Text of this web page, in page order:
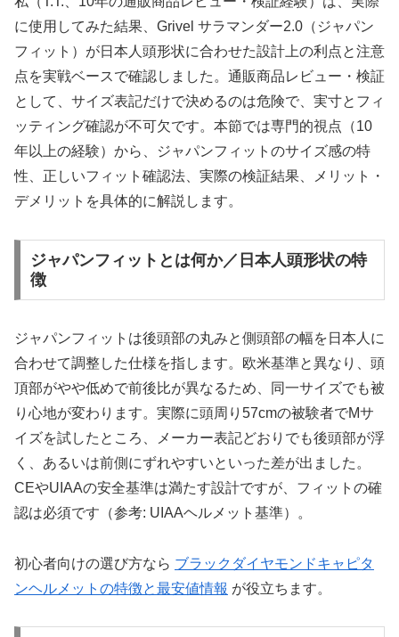
に使用してみた結果、Grivel サラマンダー2.0（ジャパン
フィット）が日本人頭形状に合わせた設計上の利点と注意
点を実戦ベースで確認しました。通販商品レビュー・検証
として、サイズ表記だけで決めるのは危険で、実寸とフィ
ッティング確認が不可欠です。本節では専門的視点（10
年以上の経験）から、ジャパンフィットのサイズ感の特
性、正しいフィット確認法、実際の検証結果、メリット・
デメリットを具体的に解説します。
ジャパンフィットとは何か／日本人頭形状の特
徴
ジャパンフィットは後頭部の丸みと側頭部の幅を日本人に
合わせて調整した仕様を指します。欧米基準と異なり、頭
頂部がやや低めで前後比が異なるため、同一サイズでも被
り心地が変わります。実際に頭周り57cmの被験者でMサ
イズを試したところ、メーカー表記どおりでも後頭部が浮
く、あるいは前側にずれやすいといった差が出ました。
CEやUIAAの安全基準は満たす設計ですが、フィットの確
認は必須です（参考: UIAAヘルメット基準）。
初心者向けの選び方なら ブラックダイヤモンドキャピタ
ンヘルメットの特徴と最安値情報 が役立ちます。